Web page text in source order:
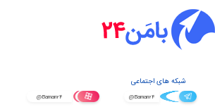
شبکه های اجتماعی
@Baman۲۴ @Baman۲۴